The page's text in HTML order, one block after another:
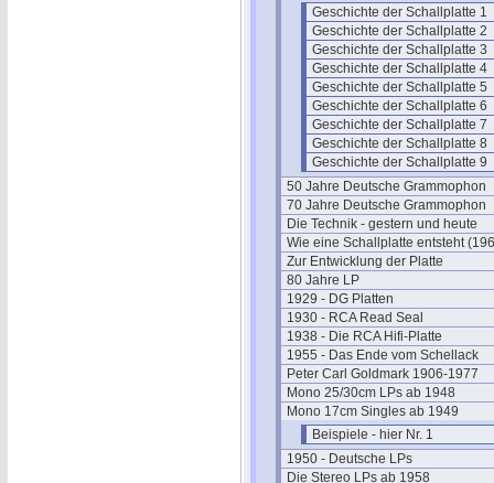
Geschichte der Schallplatte 1
Geschichte der Schallplatte 2
Geschichte der Schallplatte 3
Geschichte der Schallplatte 4
Geschichte der Schallplatte 5
Geschichte der Schallplatte 6
Geschichte der Schallplatte 7
Geschichte der Schallplatte 8
Geschichte der Schallplatte 9
50 Jahre Deutsche Grammophon
70 Jahre Deutsche Grammophon
Die Technik - gestern und heute
Wie eine Schallplatte entsteht
Zur Entwicklung der Platte
80 Jahre LP
1929 - DG Platten
1930 - RCA Read Seal
1938 - Die RCA Hifi-Platte
1955 - Das Ende vom Schellack
Peter Carl Goldmark 1906-1977
Mono 25/30cm LPs ab 1948
Mono 17cm Singles ab 1949
Beispiele - hier Nr. 1
1950 - Deutsche LPs
Die Stereo LPs ab 1958